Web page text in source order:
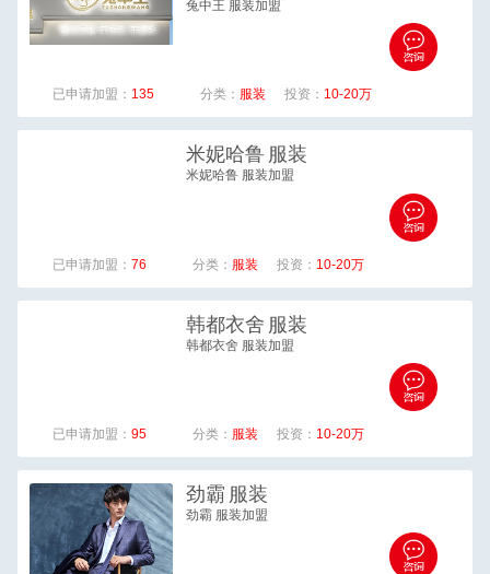
兔中王 服装加盟
已申请加盟： 135 分类： 服装 投资： 10-20万
米妮哈鲁 服装
米妮哈鲁 服装加盟
已申请加盟： 76 分类： 服装 投资： 10-20万
韩都衣舍 服装
韩都衣舍 服装加盟
已申请加盟： 95 分类： 服装 投资： 10-20万
劲霸 服装
劲霸 服装加盟